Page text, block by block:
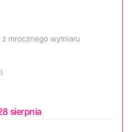
mrocznego wymiaru
sierpnia